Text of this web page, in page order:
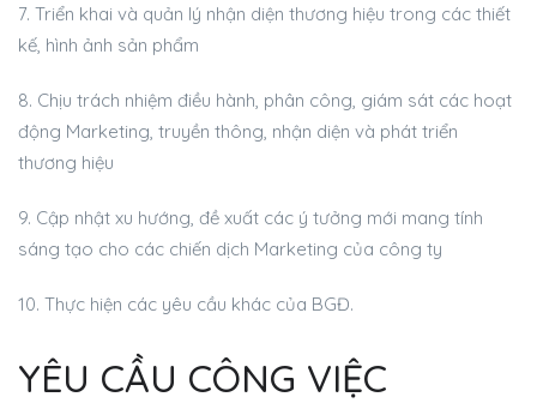
7. Triển khai và quản lý nhận diện thương hiệu trong các thiết
kế, hình ảnh sản phẩm
8. Chịu trách nhiệm điều hành, phân công, giám sát các hoạt
động Marketing, truyền thông, nhận diện và phát triển
thương hiệu
9. Cập nhật xu hướng, đề xuất các ý tưởng mới mang tính
sáng tạo cho các chiến dịch Marketing của công ty
10. Thực hiện các yêu cầu khác của BGĐ.
YÊU CẦU CÔNG VIỆC